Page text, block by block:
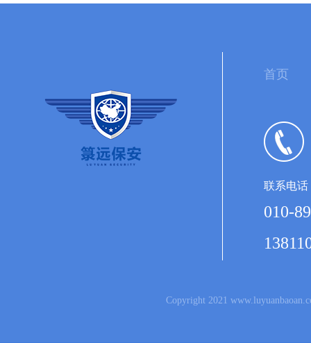
首页
联系电话
010-
Copyright 2021